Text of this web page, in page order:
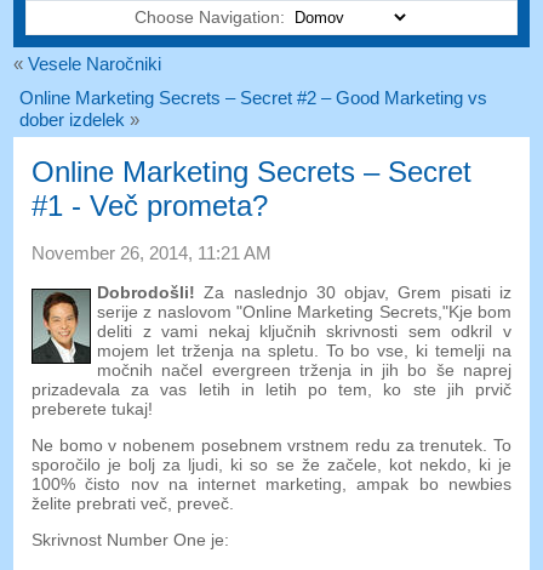
Choose Navigation:
«Vesele Naročniki
Online Marketing Secrets – Secret #2 – Good Marketing vs
dober izdelek »
Online Marketing Secrets – Secret
#1 - Več prometa?
November 26, 2014, 11:21 AM
Dobrodošli!Za naslednjo 30 objav, Grem pisati iz
serije z naslovom "Online Marketing Secrets,"Kje bom
deliti z vami nekaj ključnih skrivnosti sem odkril v
mojem let trženja na spletu. To bo vse, ki temelji na
močnih načel evergreen trženja in jih bo še naprej
prizadevala za vas letih in letih po tem, ko ste jih prvič
preberete tukaj!
Ne bomo v nobenem posebnem vrstnem redu za trenutek. To
sporočilo je bolj za ljudi, ki so se že začele, kot nekdo, ki je
100% čisto nov na internet marketing, ampak bo newbies
želite prebrati več, preveč.
Skrivnost Number One je: